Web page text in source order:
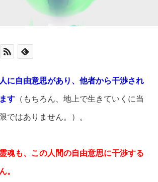
に自由意思があり、他者から干渉され
す （もちろん、地上で生きていくに当
ではありません。）。
魂も、この人間の自由意思に干渉する
。